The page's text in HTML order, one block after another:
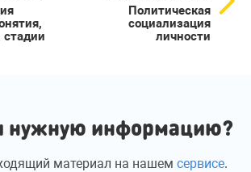
Политическая
социализация
личности
нужную информацию?
материал на нашем сервисе.